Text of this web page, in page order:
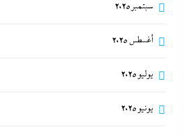
سبتمبر 2025
أغسطس 2025
يوليو 2025
يونيو 2025